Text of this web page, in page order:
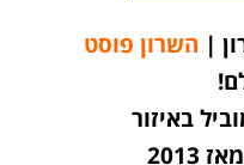
| השרון פוסט
באיזור